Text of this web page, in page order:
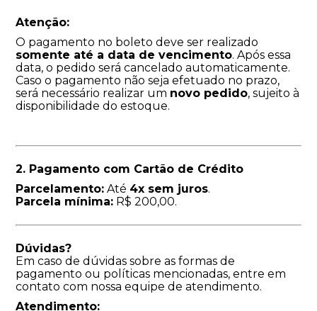
Atenção:
O pagamento no boleto deve ser realizado
somente até a data de vencimento. Após essa
data, o pedido será cancelado automaticamente.
Caso o pagamento não seja efetuado no prazo,
será necessário realizar um novo pedido, sujeito à
disponibilidade do estoque.
2. Pagamento com Cartão de Crédito
Parcelamento: Até 4x sem juros.
Parcela mínima: R$ 200,00.
Dúvidas?
Em caso de dúvidas sobre as formas de
pagamento ou políticas mencionadas, entre em
contato com nossa equipe de atendimento.
Atendimento: